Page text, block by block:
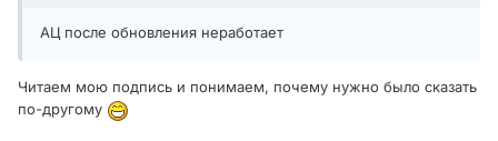
АЦ после обновления неработает
Читаем мою подпись и понимаем, почему нужно было сказать
по-другому